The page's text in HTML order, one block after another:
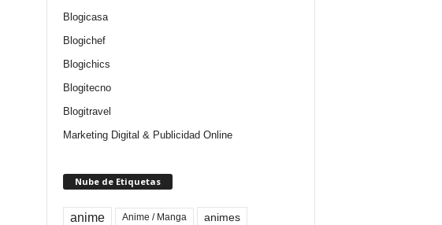
Blogicasa
Blogichef
Blogichics
Blogitecno
Blogitravel
Marketing Digital & Publicidad Online
Nube de Etiquetas
anime Anime / Manga animes